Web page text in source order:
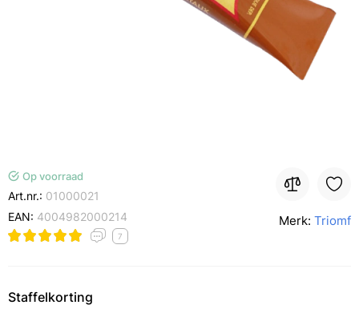
Op voorraad
Art.nr.: 01000021
EAN: 4004982000214
7
Merk: Triomf
Staffelkorting